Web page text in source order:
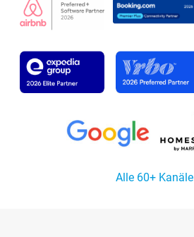
Alle 60+ Kanäle